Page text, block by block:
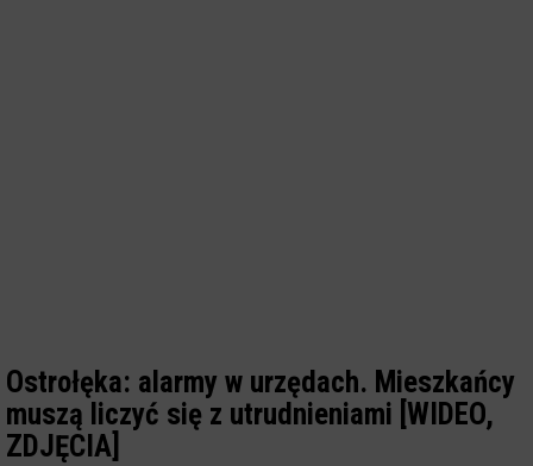
Ostrołęka: alarmy w urzędach. Mieszkańcy
muszą liczyć się z utrudnieniami [WIDEO,
ZDJĘCIA]